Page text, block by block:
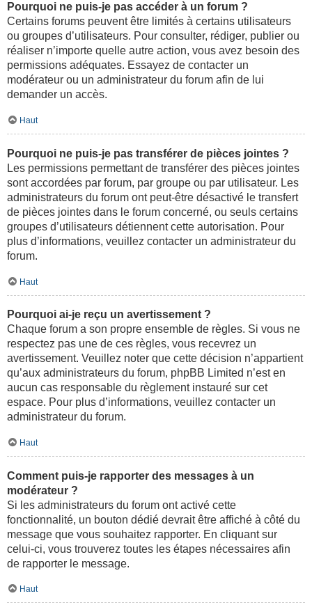
Pourquoi ne puis-je pas accéder à un forum ?
Certains forums peuvent être limités à certains utilisateurs
ou groupes d’utilisateurs. Pour consulter, rédiger, publier ou
réaliser n’importe quelle autre action, vous avez besoin des
permissions adéquates. Essayez de contacter un
modérateur ou un administrateur du forum afin de lui
demander un accès.
Haut
Pourquoi ne puis-je pas transférer de pièces jointes ?
Les permissions permettant de transférer des pièces jointes
sont accordées par forum, par groupe ou par utilisateur. Les
administrateurs du forum ont peut-être désactivé le transfert
de pièces jointes dans le forum concerné, ou seuls certains
groupes d’utilisateurs détiennent cette autorisation. Pour
plus d’informations, veuillez contacter un administrateur du
forum.
Haut
Pourquoi ai-je reçu un avertissement ?
Chaque forum a son propre ensemble de règles. Si vous ne
respectez pas une de ces règles, vous recevrez un
avertissement. Veuillez noter que cette décision n’appartient
qu’aux administrateurs du forum, phpBB Limited n’est en
aucun cas responsable du règlement instauré sur cet
espace. Pour plus d’informations, veuillez contacter un
administrateur du forum.
Haut
Comment puis-je rapporter des messages à un
modérateur ?
Si les administrateurs du forum ont activé cette
fonctionnalité, un bouton dédié devrait être affiché à côté du
message que vous souhaitez rapporter. En cliquant sur
celui-ci, vous trouverez toutes les étapes nécessaires afin
de rapporter le message.
Haut